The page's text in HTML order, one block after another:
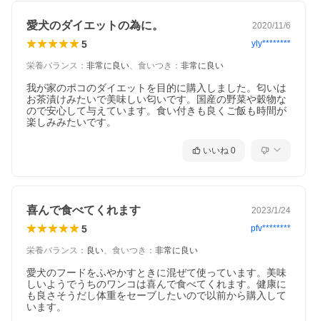
愛犬のダイエットの為に。 2020/11/6
5 yly********
栄養バランス ： 非常に良い、 食いつき ： 非常に良い
我が家のポコのダイエットを目的に購入しました。匂いは
お茶漬けみたいで美味しい匂いです。国産の野菜や穀物な
ので安心して与えています。食い付きも良くご飯も時間が
楽しみみたいです。
いいね 0
喜んで食べてくれます 2023/1/24
5 pfv********
栄養バランス ： 良い、 食いつき ： 非常に良い
愛犬のフードをふやかすときに混ぜて使っています。美味
しいようでうちのワンコは喜んで食べてくれます。健康に
も良さそうだし体重をセーブしたいので以前から購入して
います。